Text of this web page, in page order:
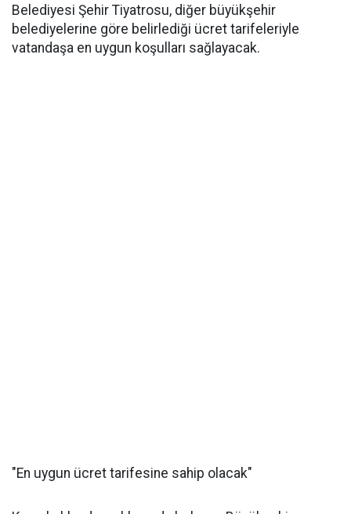
Belediyesi Şehir Tiyatrosu, diğer büyükşehir
belediyelerine göre belirlediği ücret tarifeleriyle
vatandaşa en uygun koşulları sağlayacak.
"En uygun ücret tarifesine sahip olacak"